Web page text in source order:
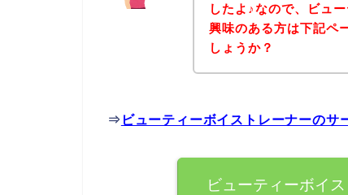
したよ♪なので、ビュ
興味のある方は下記ペ
しょうか？
⇒ ビューティーボイストレーナーのサ
ビューティーボイ